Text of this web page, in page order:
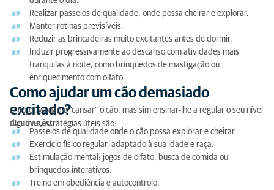
Realizar passeios de qualidade, onde possa cheirar e explorar.
Manter rotinas previsíveis.
Reduzir as brincadeiras muito excitantes antes de dormir.
Induzir progressivamente ao descanso com atividades mais
tranquilas à noite, como brinquedos de mastigação ou
enriquecimento com olfato.
Como ajudar um cão demasiado
excitado?
O objetivo não é “cansar” o cão, mas sim ensinar-lhe a regular o seu nível
de ativação.
Algumas estratégias úteis são:
Passeios de qualidade onde o cão possa explorar e cheirar.
Exercício físico regular, adaptado à sua idade e raça.
Estimulação mental: jogos de olfato, busca de comida ou
brinquedos interativos.
Treino em obediência e autocontrolo.